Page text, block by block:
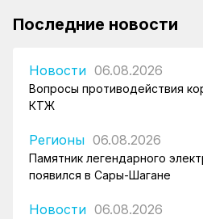
Последние новости
Новости 06.08.2026
Вопросы противодействия
КТЖ
Регионы 06.08.2026
Памятник легендарного
появился в Сары-Шагане
Новости 06.08.2026